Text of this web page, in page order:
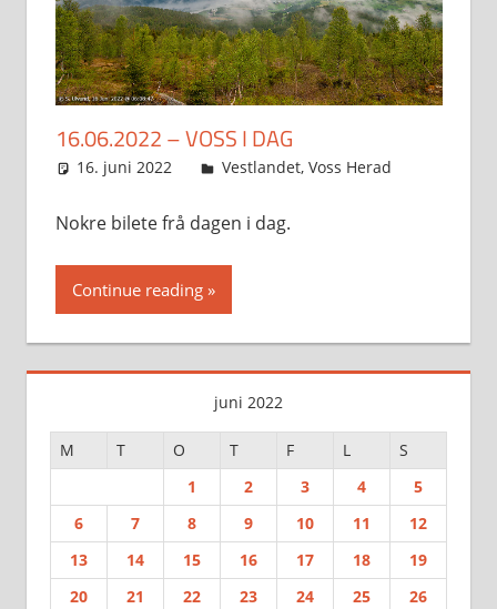
16.06.2022 – VOSS I DAG
16. juni 2022 Svein
Vestlandet, Voss Herad
Nokre bilete frå dagen i dag.
Continue reading
juni 2022
M T O T F L
S
1
2 3 4
5
6
7 8 9 10 11
12
13
14 15 16 17 18
19
20
21 22 23 24 25
26